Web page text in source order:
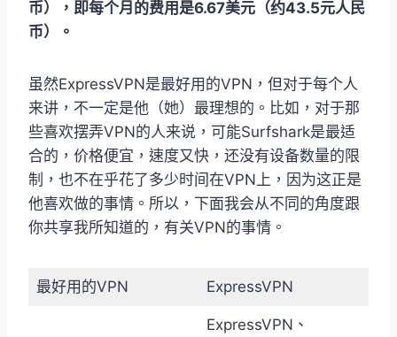
币），即每个月的费用是6.67美元（约43.5元人民
币）。
虽然ExpressVPN是最好用的VPN，但对于每个人
来讲，不一定是他（她）最理想的。比如，对于那
些喜欢摆弄VPN的人来说，可能Surfshark是最适
合的，价格便宜，速度又快，还没有设备数量的限
制，也不在乎花了多少时间在VPN上，因为这正是
他喜欢做的事情。所以，下面我会从不同的角度跟
你共享我所知道的，有关VPN的事情。
最好用的VPN ExpressVPN
ExpressVPN、